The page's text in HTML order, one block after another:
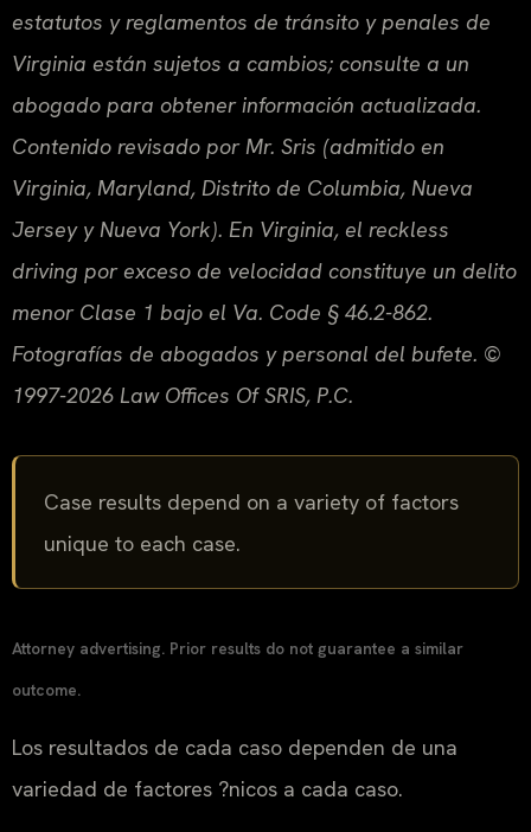
estatutos y reglamentos de tránsito y penales de
Virginia están sujetos a cambios; consulte a un
abogado para obtener información actualizada.
Contenido revisado por Mr. Sris (admitido en
Virginia, Maryland, Distrito de Columbia, Nueva
Jersey y Nueva York). En Virginia, el reckless
driving por exceso de velocidad constituye un delito
menor Clase 1 bajo el Va. Code § 46.2-862.
Fotografías de abogados y personal del bufete. ©
1997-2026 Law Offices Of SRIS, P.C.
Case results depend on a variety of factors
unique to each case.
Attorney advertising. Prior results do not guarantee a similar
outcome.
Los resultados de cada caso dependen de una
variedad de factores ?nicos a cada caso.